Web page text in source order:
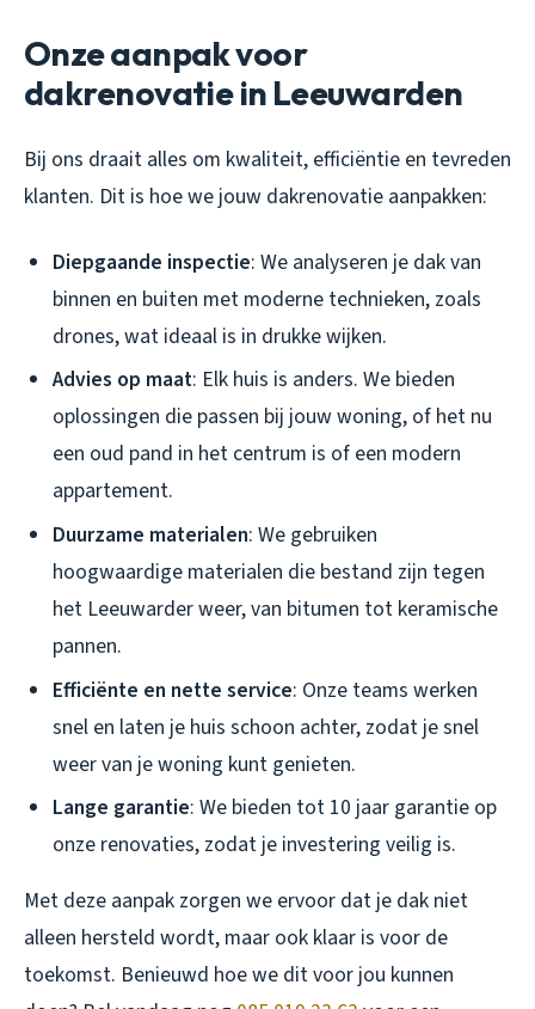
Onze aanpak voor
dakrenovatie in Leeuwarden
Bij ons draait alles om kwaliteit, efficiëntie en tevreden
klanten. Dit is hoe we jouw dakrenovatie aanpakken:
Diepgaande inspectie: We analyseren je dak van
binnen en buiten met moderne technieken, zoals
drones, wat ideaal is in drukke wijken.
Advies op maat: Elk huis is anders. We bieden
oplossingen die passen bij jouw woning, of het nu
een oud pand in het centrum is of een modern
appartement.
Duurzame materialen: We gebruiken
hoogwaardige materialen die bestand zijn tegen
het Leeuwarder weer, van bitumen tot keramische
pannen.
Efficiënte en nette service: Onze teams werken
snel en laten je huis schoon achter, zodat je snel
weer van je woning kunt genieten.
Lange garantie: We bieden tot 10 jaar garantie op
onze renovaties, zodat je investering veilig is.
Met deze aanpak zorgen we ervoor dat je dak niet
alleen hersteld wordt, maar ook klaar is voor de
toekomst. Benieuwd hoe we dit voor jou kunnen